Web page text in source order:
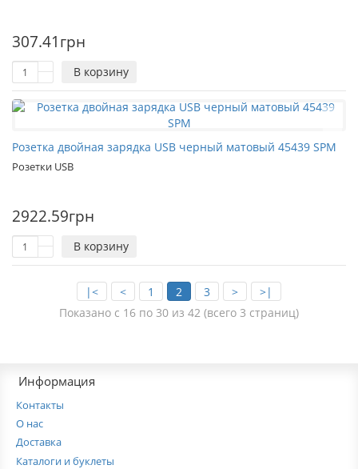
307.41грн
В корзину
Розетка двойная зарядка USB черный матовый 45439 SPM
Розетки USB
2922.59грн
В корзину
|< < 1 2 3 >
>|
Показано с 16 по 30 из 42 (всего 3 страниц)
Информация
Контакты
О нас
Доставка
Каталоги и буклеты